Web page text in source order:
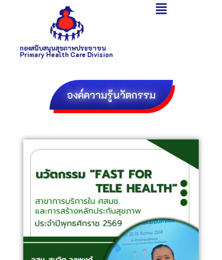
กองสนับสนุนสุขภาพประชาชน
Primary Health Care Division
องค์ความรู้นวัตกรรม